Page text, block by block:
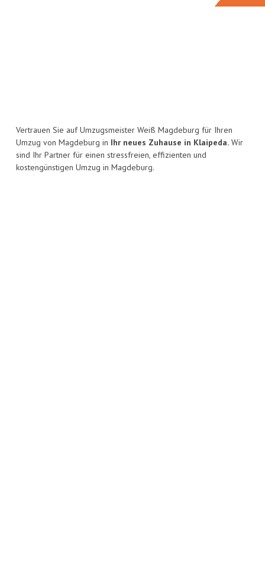
Vertrauen Sie auf Umzugsmeister Weiß Magdeburg für Ihren
Umzug von Magdeburg in Ihr neues Zuhause in Klaipeda. Wir
sind Ihr Partner für einen stressfreien, effizienten und
kostengünstigen Umzug in Magdeburg.